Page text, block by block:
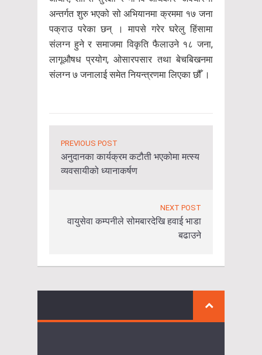
अन्तर्गत शुरु भएको सो अभियानमा क्रममा १७ जना
पक्राउ परेका छन् । मापसे गरेर घरेलु हिंसामा
संलग्न हुने र समाजमा विकृति फैलाउने १८ जना,
लागूऔषध प्रयोग, ओसारपसार तथा बेचबिखनमा
संलग्न ७ जनालाई समेत नियन्त्रणमा लिएका छौँ ।
PREVIOUS POST
अनुदानका कार्यक्रम कटौती भएकोमा मत्स्य
व्यवसायीको ध्यानाकर्षण
NEXT POST
वायुसेवा कम्पनीले सोमबारदेखि हवाई भाडा
बढाउने